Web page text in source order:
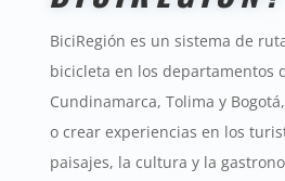
BiciRegión es un sistema de
bicicleta en los departamentos
Cundinamarca, Tolima y
o crear experiencias en los
paisajes, la cultura y la